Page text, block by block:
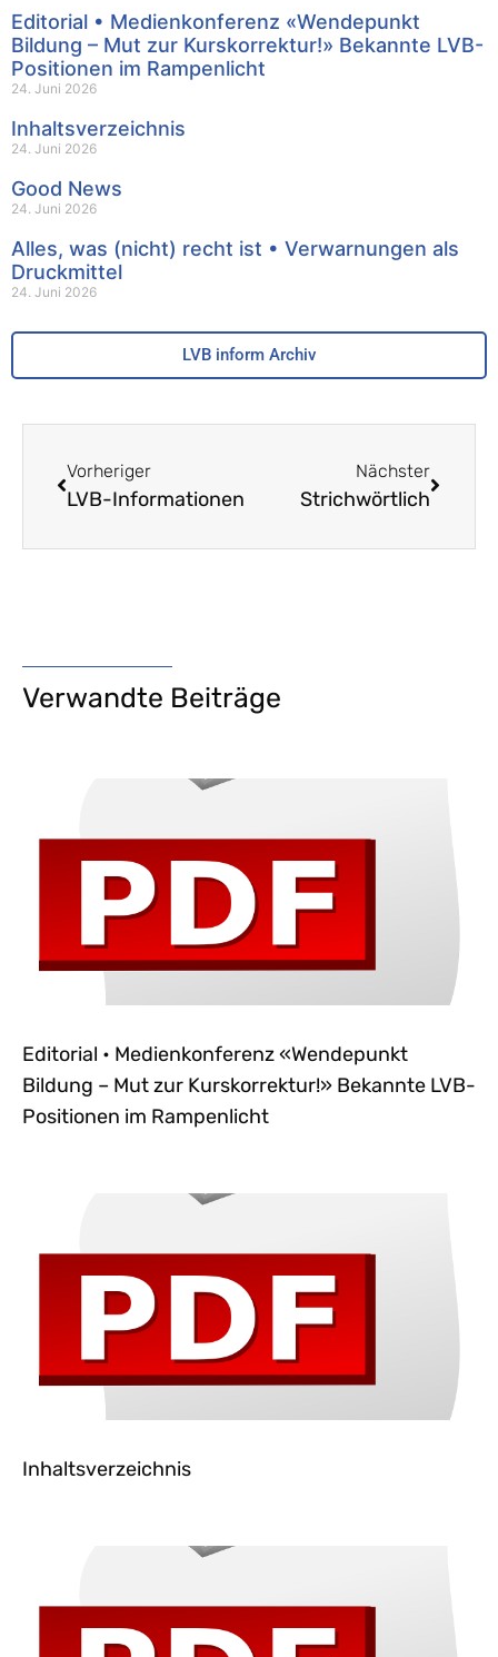
Editorial • Medienkonferenz «Wendepunkt
Bildung – Mut zur Kurskorrektur!» Bekannte LVB-
Positionen im Rampenlicht
24. Juni 2026
Inhaltsverzeichnis
24. Juni 2026
Good News
24. Juni 2026
Alles, was (nicht) recht ist • Verwarnungen als
Druckmittel
24. Juni 2026
LVB inform Archiv
Vorheriger
LVB-Informationen
Nächster
Strichwörtlich
Verwandte Beiträge
Editorial • Medienkonferenz «Wendepunkt
Bildung – Mut zur Kurskorrektur!» Bekannte LVB-
Positionen im Rampenlicht
Inhaltsverzeichnis